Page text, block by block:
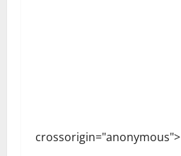
crossorigin="anonymous">